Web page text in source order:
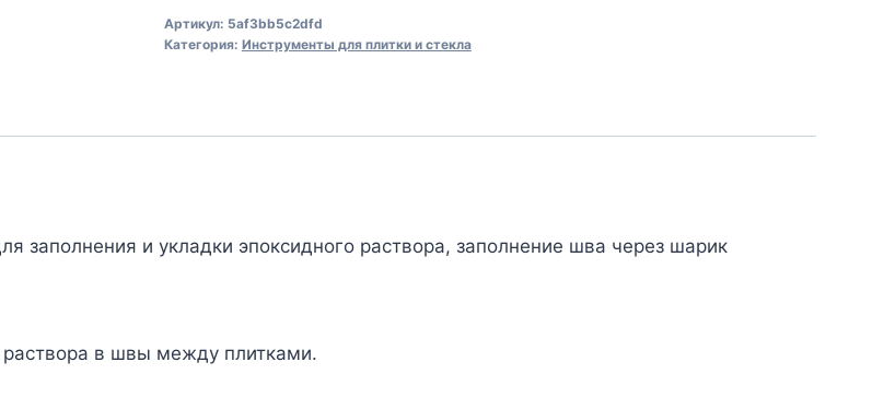
Артикул: 5af3bb5c2dfd
Категория: Инструменты для плитки и стекла
заполнения и укладки эпоксидного раствора, заполнение шва через шарик
раствора в швы между плитками.